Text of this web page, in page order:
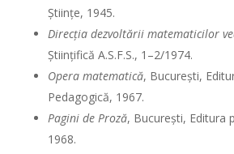
Ştiinţe, 1945.
Direcţia dezvoltării matematicilor
Ştiinţifică A.S.F.S., 1–2/1974.
Opera matematică, Bucureşti,
Pedagogică, 1967.
Pagini de Proză, Bucureşti, Editura
1968.